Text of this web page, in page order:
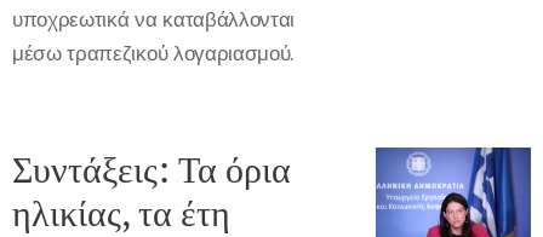
υποχρεωτικά να καταβάλλονται
μέσω τραπεζικού λογαριασμού.
Συντάξεις: Τα όρια
ηλικίας, τα έτη